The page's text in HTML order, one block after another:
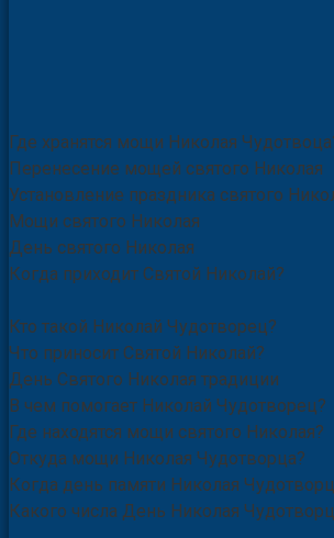
Где хранятся мощи Николая
Перенесение мощей святого Николая
Установление праздника святого
Мощи святого Николая
День святого Николая
Когда приходит Святой Николай?
Кто такой Николай Чудотворец?
Что приносит Святой Николай?
День Святого Николая традиции
В чем помогает Николай Чудотворец?
Где находятся мощи святого Николая?
Откуда мощи Николая Чудотворца?
Когда день памяти Николая
Какого числа День Николая